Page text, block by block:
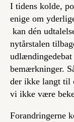
I tidens kolde,
enige om
kan dén
nytårstalen
udlændingedebat
bemærkninger.
der ikke langt til
vi ikke være
Forandringerne